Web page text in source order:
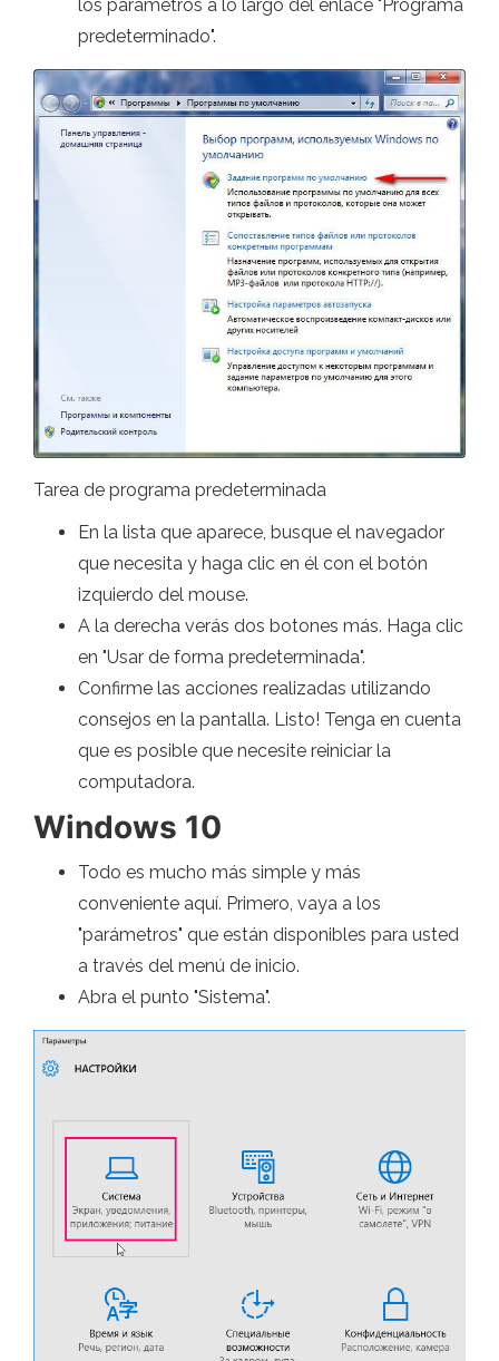
los parámetros a lo largo del enlace "Programa
predeterminado".
Tarea de programa predeterminada
En la lista que aparece, busque el navegador
que necesita y haga clic en él con el botón
izquierdo del mouse.
A la derecha verás dos botones más. Haga clic
en "Usar de forma predeterminada".
Confirme las acciones realizadas utilizando
consejos en la pantalla. Listo! Tenga en cuenta
que es posible que necesite reiniciar la
computadora.
Windows 10
Todo es mucho más simple y más
conveniente aquí. Primero, vaya a los
"parámetros" que están disponibles para usted
a través del menú de inicio.
Abra el punto "Sistema".